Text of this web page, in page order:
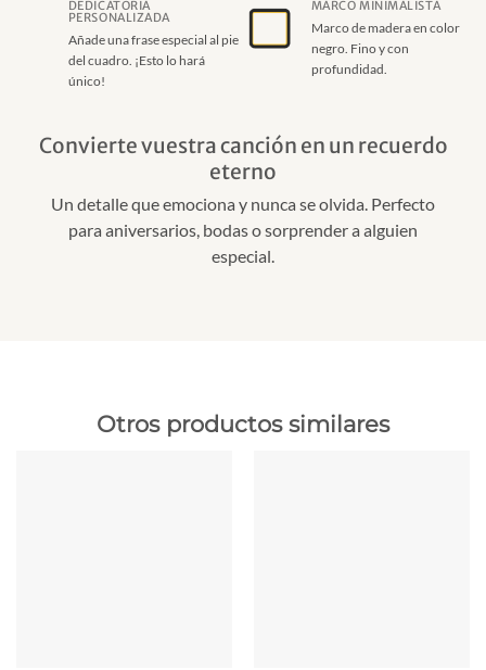
DEDICATORIA
PERSONALIZADA
Añade una frase especial al pie
del cuadro. ¡Esto lo hará
único!
MARCO MINIMALISTA
Marco de madera en color
negro. Fino y con
profundidad.
Convierte vuestra canción en un recuerdo
eterno
Un detalle que emociona y nunca se olvida. Perfecto
para aniversarios, bodas o sorprender a alguien
especial.
Otros productos similares